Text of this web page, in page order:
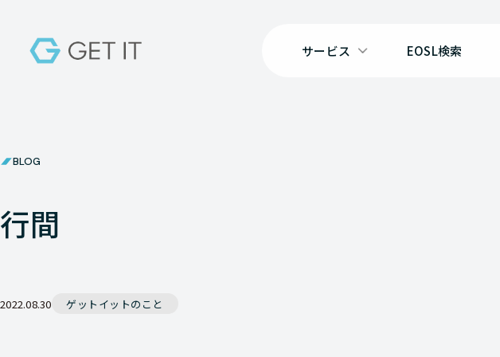
サービス EOSL検索
BLOG
行間
2022.08.30 ゲットイットのこと